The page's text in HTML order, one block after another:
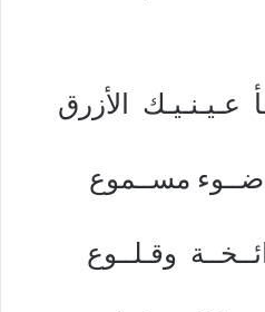
عـيـنـيـك الأزرق
ضــوء مســموع
وقـلــوع